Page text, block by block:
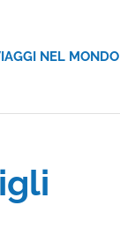
NEL MONDO